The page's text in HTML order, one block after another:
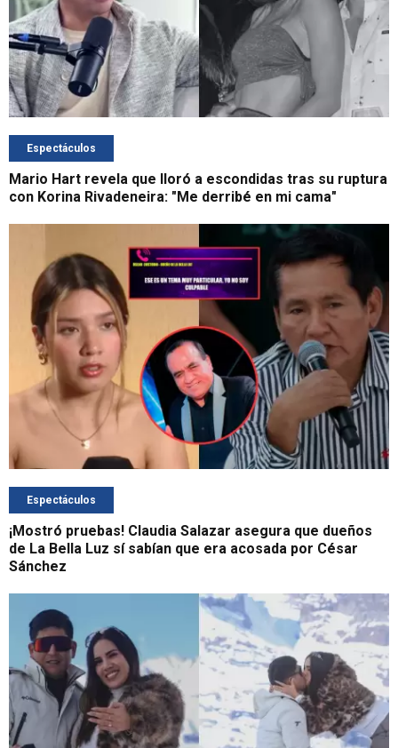
Espectáculos
Mario Hart revela que lloró a escondidas tras su ruptura
con Korina Rivadeneira: "Me derribé en mi cama"
Espectáculos
¡Mostró pruebas! Claudia Salazar asegura que dueños
de La Bella Luz sí sabían que era acosada por César
Sánchez